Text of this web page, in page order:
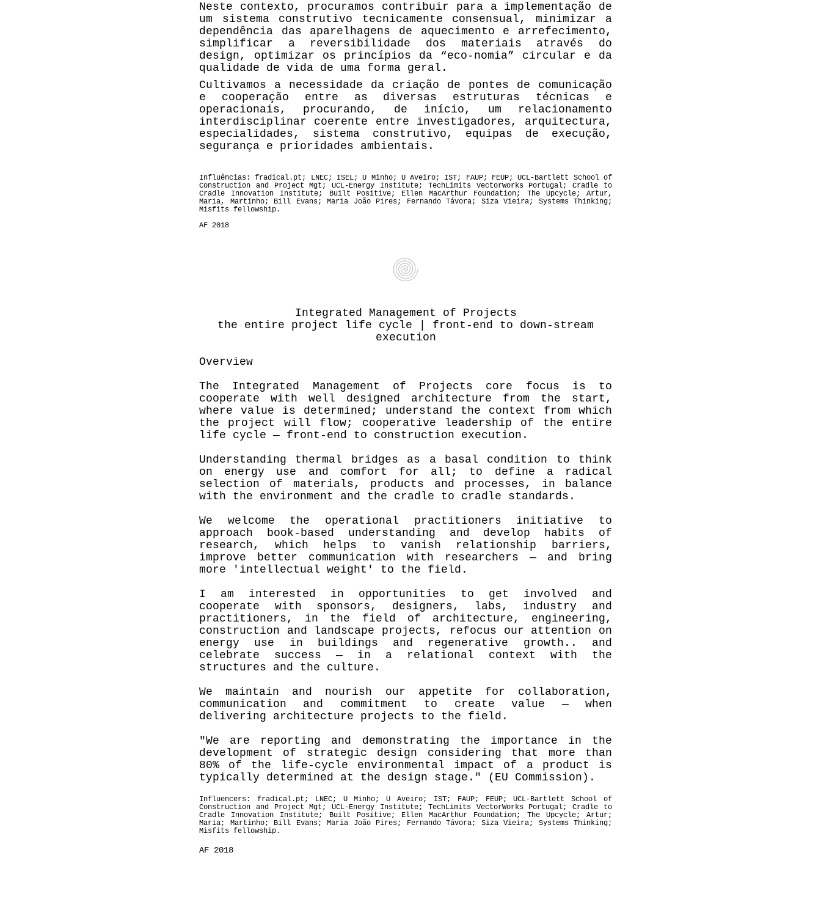
Neste contexto, procuramos contribuir para a implementação de
um sistema construtivo tecnicamente consensual, minimizar a
dependência das aparelhagens de aquecimento e arrefecimento,
simplificar a reversibilidade dos materiais através do
design, optimizar os princípios da “eco-nomia” circular e da
qualidade de vida de uma forma geral.
Cultivamos a necessidade da criação de pontes de comunicação
e cooperação entre as diversas estruturas técnicas e
operacionais, procurando, de início, um relacionamento
interdisciplinar coerente entre investigadores, arquitectura,
especialidades, sistema construtivo, equipas de execução,
segurança e prioridades ambientais.
Influências: fradical.pt; LNEC; ISEL; U Minho; U Aveiro; IST; FAUP; FEUP; UCL-Bartlett School of
Construction and Project Mgt; UCL-Energy Institute; TechLimits VectorWorks Portugal; Cradle to
Cradle Innovation Institute; Built Positive; Ellen MacArthur Foundation; The Upcycle; Artur,
Maria, Martinho; Bill Evans; Maria João Pires; Fernando Távora; Siza Vieira; Systems Thinking;
Misfits fellowship.
AF 2018
Integrated Management of Projects
the entire project life cycle | front-end to down-stream
execution
Overview
The Integrated Management of Projects core focus is to
cooperate with well designed architecture from the start,
where value is determined; understand the context from which
the project will flow; cooperative leadership of the entire
life cycle — front-end to construction execution.
Understanding thermal bridges as a basal condition to think
on energy use and comfort for all; to define a radical
selection of materials, products and processes, in balance
with the environment and the cradle to cradle standards.
We welcome the operational practitioners initiative to
approach book-based understanding and develop habits of
research, which helps to vanish relationship barriers,
improve better communication with researchers — and bring
more 'intellectual weight' to the field.
I am interested in opportunities to get involved and
cooperate with sponsors, designers, labs, industry and
practitioners, in the field of architecture, engineering,
construction and landscape projects, refocus our attention on
energy use in buildings and regenerative growth.. and
celebrate success — in a relational context with the
structures and the culture.
We maintain and nourish our appetite for collaboration,
communication and commitment to create value — when
delivering architecture projects to the field.
"We are reporting and demonstrating the importance in the
development of strategic design considering that more than
80% of the life-cycle environmental impact of a product is
typically determined at the design stage." (EU Commission).
Influencers: fradical.pt; LNEC; U Minho; U Aveiro; IST; FAUP; FEUP; UCL-Bartlett School of
Construction and Project Mgt; UCL-Energy Institute; TechLimits VectorWorks Portugal; Cradle to
Cradle Innovation Institute; Built Positive; Ellen MacArthur Foundation; The Upcycle; Artur;
Maria; Martinho; Bill Evans; Maria João Pires; Fernando Távora; Siza Vieira; Systems Thinking;
Misfits fellowship.
AF 2018